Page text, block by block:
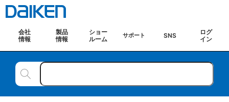
会社
情報
製品
情報
ショー
ルーム
サポート SNS
ログ
イン